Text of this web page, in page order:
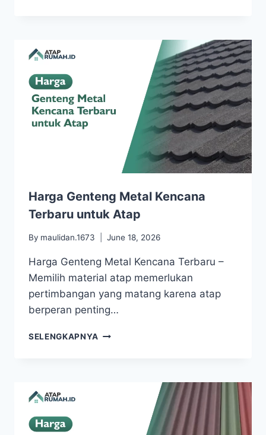
Harga Genteng Metal Kencana
Terbaru untuk Atap
By maulidan.1673 June 18, 2026
Harga Genteng Metal Kencana Terbaru –
Memilih material atap memerlukan
pertimbangan yang matang karena atap
berperan penting…
SELENGKAPNYA